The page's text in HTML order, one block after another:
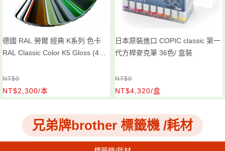
德國 RAL 勞爾 經典 K系列 色卡
RAL Classic Color K5 Gloss (4碼
NT$0
NT$2,300/本
日本原裝進口 COPIC classic 第一
代方桿麥克筆 36色/ 盒裝
NT$0
NT$4,320/盒
兄弟牌brother 標籤機 /耗材